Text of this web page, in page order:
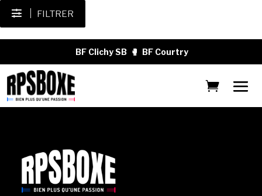
FILTRER
BF Clichy SB 🥊 BF Courtry